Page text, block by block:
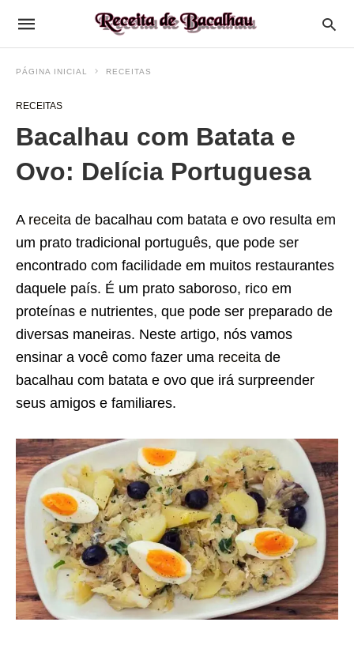
PÁGINA INICIAL RECEITAS
RECEITAS
Bacalhau com Batata e
Ovo: Delícia Portuguesa
A receita de bacalhau com batata e ovo resulta em
um prato tradicional português, que pode ser
encontrado com facilidade em muitos restaurantes
daquele país. É um prato saboroso, rico em
proteínas e nutrientes, que pode ser preparado de
diversas maneiras. Neste artigo, nós vamos
ensinar a você como fazer uma receita de
bacalhau com batata e ovo que irá surpreender
seus amigos e familiares.